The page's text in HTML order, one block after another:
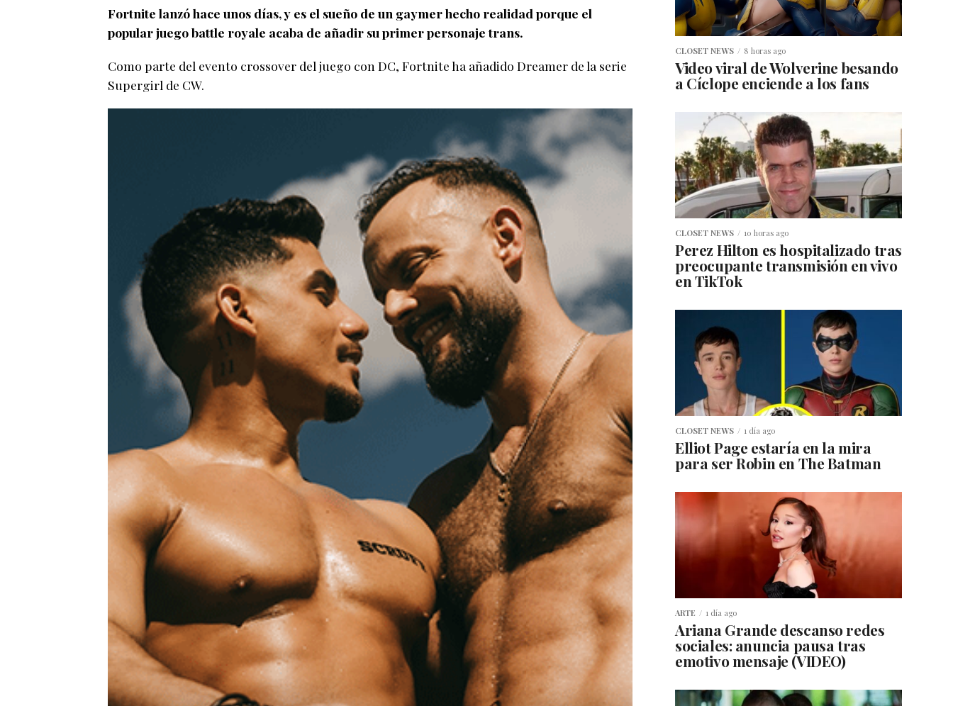
Fortnite lanzó hace unos días, y es el sueño de un gaymer hecho realidad porque el
popular juego battle royale acaba de añadir su primer personaje trans.
Como parte del evento crossover del juego con DC, Fortnite ha añadido Dreamer de la serie
Supergirl de CW.
CLOSET NEWS 8 horas ago
Video viral de Wolverine besando
a Cíclope enciende a los fans
CLOSET NEWS 10 horas ago
Perez Hilton es hospitalizado tras
preocupante transmisión en vivo
en TikTok
CLOSET NEWS 1 día ago
Elliot Page estaría en la mira
para ser Robin en The Batman
ARTE 1 día ago
Ariana Grande descanso redes
sociales: anuncia pausa tras
emotivo mensaje (VIDEO)